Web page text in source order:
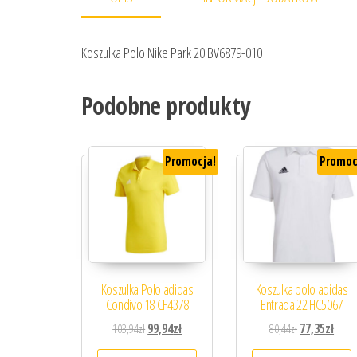
Koszulka Polo Nike Park 20 BV6879-010
Podobne produkty
Promocja!
Koszulka Polo adidas
Condivo 18 CF4378
103,94złPierwotna cena wynosiła: 103,94zł.
99,94złAktualna cena wynosi: 99,94zł.
Koszulka polo adidas
Entrada 22 HC5067
80,44złPierwotna
77,35zł